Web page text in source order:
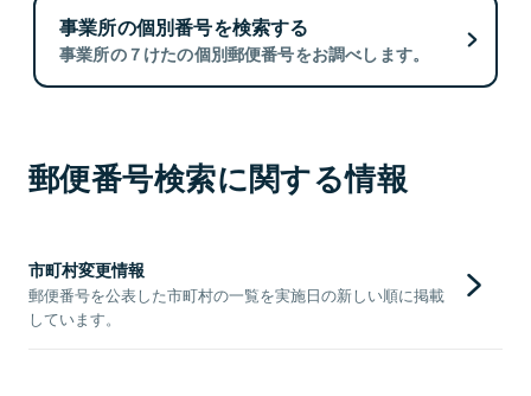
事業所の個別番号を検索する
事業所の７けたの個別郵便番号をお調べします。
郵便番号検索に関する情報
市町村変更情報
郵便番号を公表した市町村の一覧を実施日の新しい順に掲載
しています。